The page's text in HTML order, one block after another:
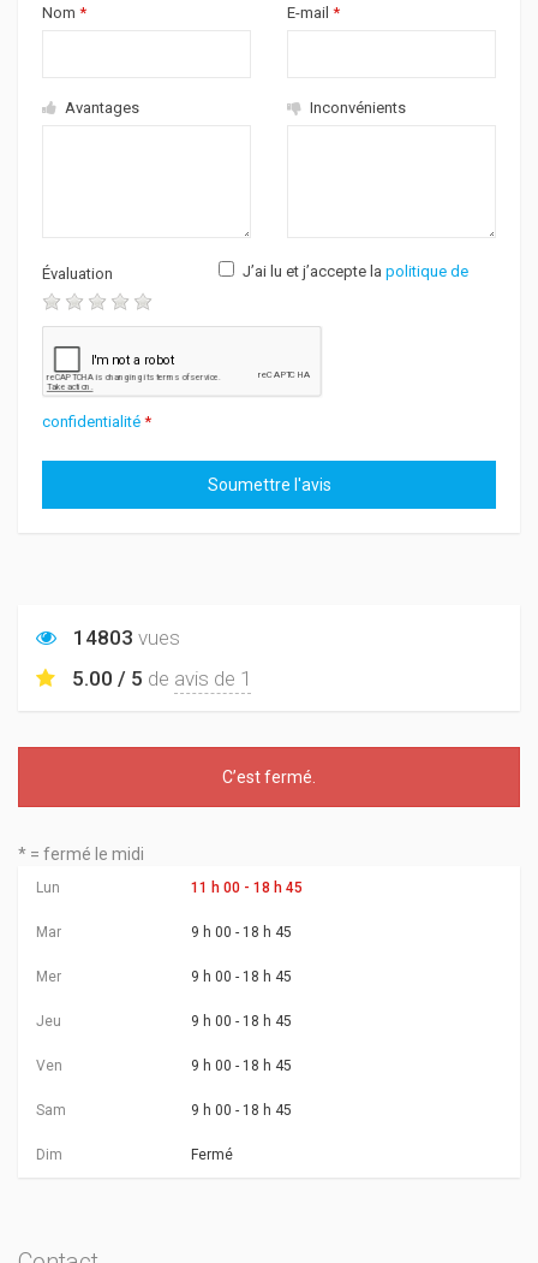
Nom * E-mail *
Avantages Inconvénients
Évaluation J’ai lu et j’accepte la politique de
confidentialité *
14803 vues
5.00 / 5 de avis de 1
C’estfermé.
* = fermé le midi
Lun 11 h 00 - 18 h 45
Mar 9 h 00 - 18 h 45
Mer 9 h 00 - 18 h 45
Jeu 9 h 00 - 18 h 45
Ven 9 h 00 - 18 h 45
Sam 9 h 00 - 18 h 45
Dim Fermé